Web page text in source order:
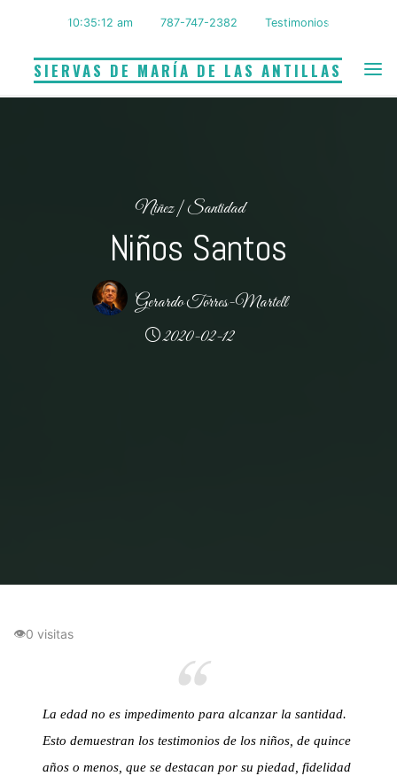
contenidoSIERVAS DE MARÍA DE LAS ANTILLAS
10:35:13 am 787-747-2382 Testimonios
Niñez|Santidad
Niños Santos
Gerardo Torres-Martell
2020-02-12
👁0 visitas
La edad no es impedimento para alcanzar la santidad.
Esto demuestran los testimonios de los niños, de quince
años o menos, que se destacan por su piedad, fidelidad